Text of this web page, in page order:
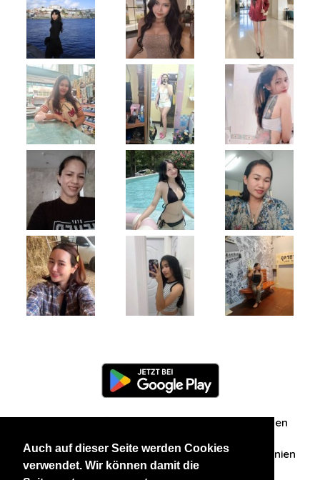
Auch auf dieser Seite werden Cookies
verwendet. Wir können damit die
Zuschriften/Erfahrungen
Datenschutzerklärung AGB Datenschutzrichtlinien